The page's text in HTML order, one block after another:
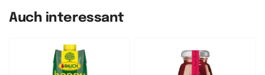
Auch interessant